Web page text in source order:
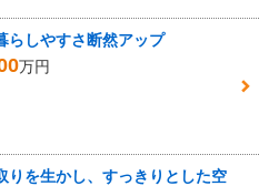
らしやすさ断然アップ
万円
りを生かし、すっきりとした空